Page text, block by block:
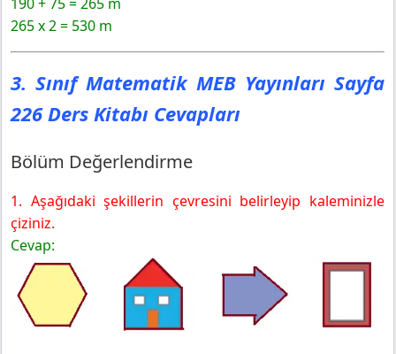
265 x 2 = 530 m
3. Sınıf Matematik MEB Yayınları Sayfa
226 Ders Kitabı Cevapları
Bölüm Değerlendirme
1. Aşağıdaki şekillerin çevresini belirleyip kaleminizle
çiziniz.
Cevap: